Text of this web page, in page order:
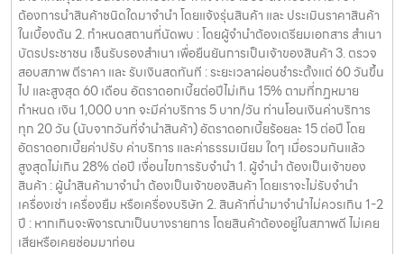
ต้องการนำสินค้าชนิดใดมาจำนำ โดยแจ้งรุ่นสินค้า และ ประเมินราคาสินค้า
ในเบื้องต้น 2. กำหนดสถานที่นัดพบ : โดยผู้จำนำต้องเตรียมเอกสาร สำเนา
บัตรประชาชน เซ็นรับรองสำเนา เพื่อยืนยันการเป็นเจ้าของสินค้า 3. ตรวจ
สอบสภาพ ตีราคา และ รับเงินสดทันที : ระยะเวลาผ่อนชำระตั้งแต่ 60 วันขึ้น
ไป และสูงสุด 60 เดือน อัตราดอกเบี้ยต่อปีไม่เกิน 15% ตามที่กฏหมาย
กำหนด เงิน 1,000 บาท จะมีค่าบริการ 5 บาท/วัน ท่านโอนเงินค่าบริการ
ทุก 20 วัน (นับจากวันที่จำนำสินค้า) อัตราดอกเบี้ยร้อยละ 15 ต่อปี โดย
อัตราดอกเบี้ยค่าปรับ ค่าบริการ และค่าธรรมเนียม ใดๆ เมื่อรวมกันแล้ว
สูงสุดไม่เกิน 28% ต่อปี เงื่อนไขการรับจำนำ 1. ผู้จำนำ ต้องเป็นเจ้าของ
สินค้า : ผู้นำสินค้ามาจำนำ ต้องเป็นเจ้าของสินค้า โดยเราจะไม่รับจำนำ
เครื่องเช่า เครื่องยืม หรือเครื่องบริษัท 2. สินค้าที่นำมาจำนำไม่ควรเกิน 1-2
ปี : หากเกินจะพิจารณาเป็นบางรายการ โดยสินค้าต้องอยู่ในสภาพดี ไม่เคย
เสียหรือเคยซ่อมมาก่อน